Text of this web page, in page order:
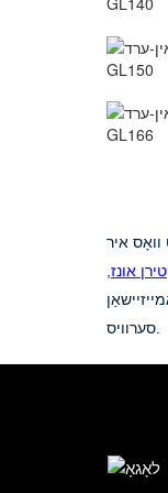
וואָס איר
אונז,
סערוויס.